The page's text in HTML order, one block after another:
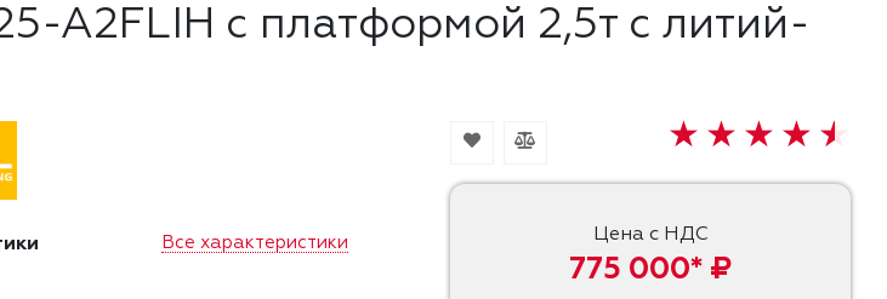
A2FLIH с платформой 2,5т с литий-
Цена с НДС
775 000* ₽
Все характеристики